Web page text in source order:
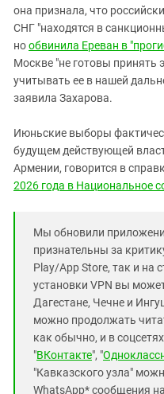
она признала, что
СНГ "находятся в
нообвинила Ереван в
Москве "не готовы принять
учитывать ее в нашей
заявила Захарова.
Июньские выборы
будущем действующей
Армении, говорится в
2026 года в Национальное
Мы обновили
признательны за
Play/App Store, так и на
установки VPN вы
Дагестане, Чечне и
можно продолжать
как обычно, и в соцсетях
"ВКонтакте", "
"Кавказского узла"
WhatsApp* сообщения